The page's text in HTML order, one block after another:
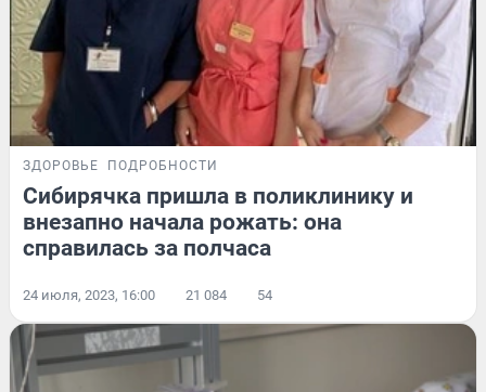
ЗДОРОВЬЕ ПОДРОБНОСТИ
Сибирячка пришла в поликлинику и
внезапно начала рожать: она
справилась за полчаса
24 июля, 2023, 16:00 21 084 54